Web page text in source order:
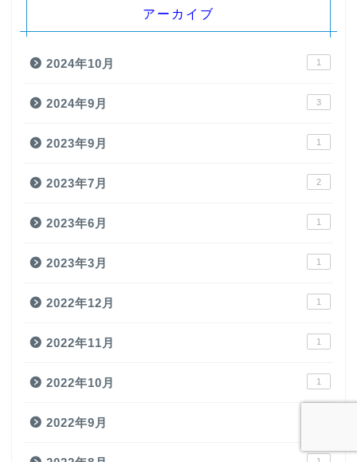
アーカイブ
2024年10月 1
2024年9月 3
2023年9月 1
2023年7月 2
2023年6月 1
2023年3月 1
2022年12月 1
2022年11月 1
2022年10月 1
2022年9月